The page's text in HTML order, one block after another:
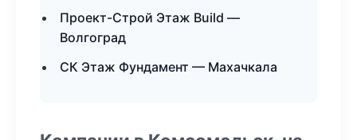
Проект-Строй Этаж Build —
Волгоград
СК Этаж Фундамент — Махачкала